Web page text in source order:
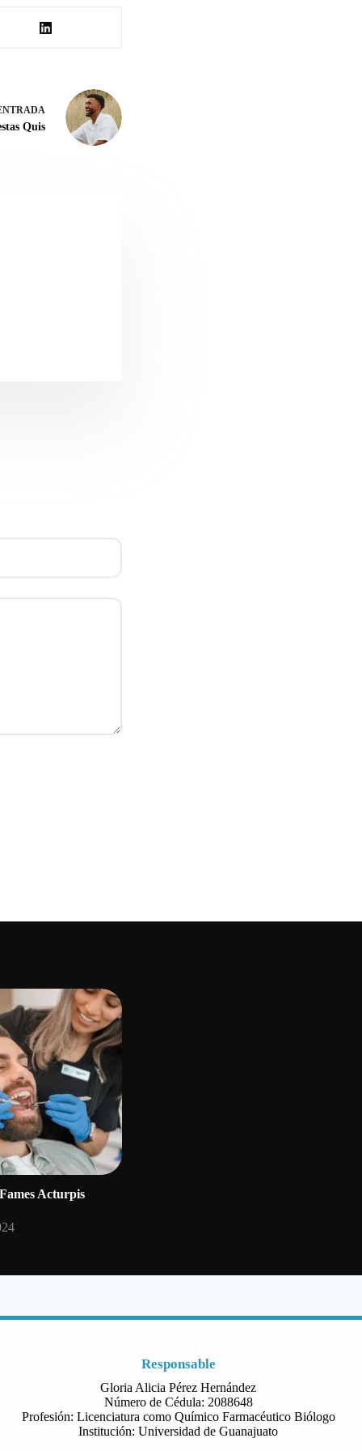
Quis
Acturpis
Responsable
Gloria Alicia Pérez Hernández
Número de Cédula: 2088648
Profesión: Licenciatura como Químico Farmacéutico Biólogo
Institución: Universidad de Guanajuato